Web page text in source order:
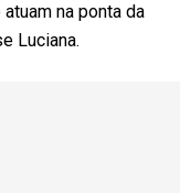
na ponta da
Luciana.